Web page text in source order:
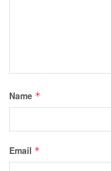
Name *
Email *